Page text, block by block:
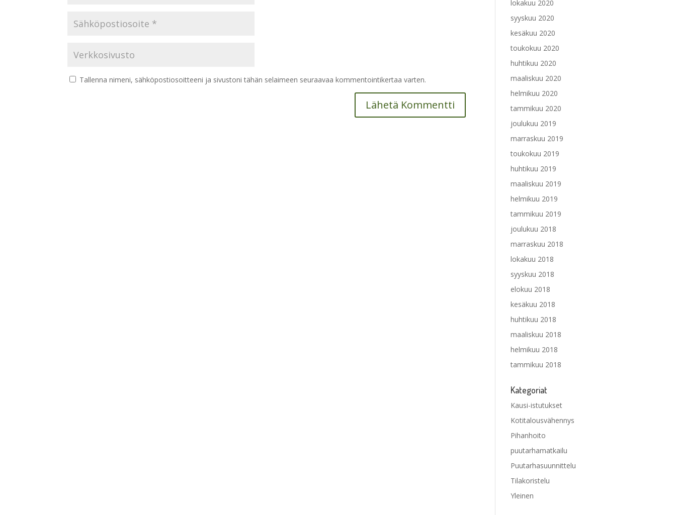
Tallenna nimeni, sähköpostiosoitteeni ja sivustoni tähän selaimeen seuraavaa kommentointikertaa varten.
lokakuu 2020
syyskuu 2020
kesäkuu 2020
toukokuu 2020
huhtikuu 2020
maaliskuu 2020
helmikuu 2020
tammikuu 2020
joulukuu 2019
marraskuu 2019
toukokuu 2019
huhtikuu 2019
maaliskuu 2019
helmikuu 2019
tammikuu 2019
joulukuu 2018
marraskuu 2018
lokakuu 2018
syyskuu 2018
elokuu 2018
kesäkuu 2018
huhtikuu 2018
maaliskuu 2018
helmikuu 2018
tammikuu 2018
Kategoriat
Kausi-istutukset
Kotitalousvähennys
Pihanhoito
puutarhamatkailu
Puutarhasuunnittelu
Tilakoristelu
Yleinen